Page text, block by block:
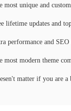
most unique and
lifetime updates and
performance and
most modern theme
matter if you are a